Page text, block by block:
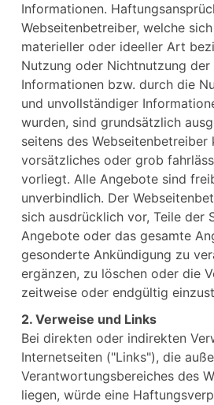
Informationen.
Webseitenbetreiber, welche
materieller oder ideeller Art
Nutzung oder Nichtnutzung der
Informationen bzw. durch die
und unvollständiger
wurden, sind grundsätzlich
seitens des Webseitenbetreiber
vorsätzliches oder grob
vorliegt. Alle Angebote sind
unverbindlich. Der
sich ausdrücklich vor, Teile der
Angebote oder das gesamte
gesonderte Ankündigung zu
ergänzen, zu löschen oder die
zeitweise oder endgültig
2. Verweise und Links
Bei direkten oder indirekten
Internetseiten ("Links"), die
Verantwortungsbereiches des
liegen, würde eine